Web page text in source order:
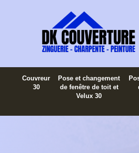
Couvreur
30
Pose et changement
de fenêtre de toit et
Velux 30